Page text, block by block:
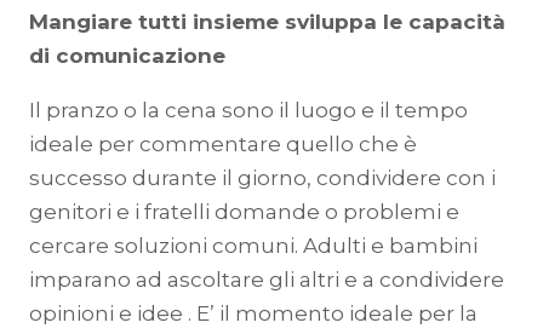
Mangiare tutti insieme sviluppa le capacità
di comunicazione
Il pranzo o la cena sono il luogo e il tempo
ideale per commentare quello che è
successo durante il giorno, condividere con i
genitori e i fratelli domande o problemi e
cercare soluzioni comuni. Adulti e bambini
imparano ad ascoltare gli altri e a condividere
opinioni e idee . E’ il momento ideale per la